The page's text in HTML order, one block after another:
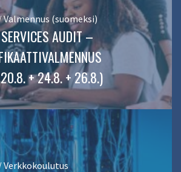
Valmennus (suomeksi)
AUDIT –
+ 24.8. + 26.8.)
Verkkokoulutus